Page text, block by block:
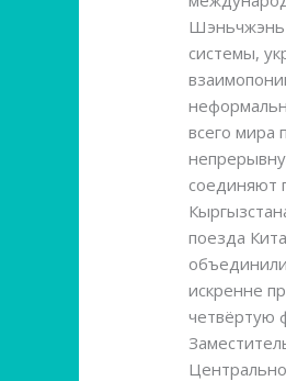
Шэньчжэнь
системы,
всего мира
соединяют
поезда
искренне
четвёртую
«Встрече
в
в
рамках
АТЭС